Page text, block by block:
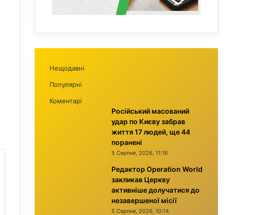
Нещодавні
Популярні
Коментарі
Російський масований
удар по Києву забрав
життя 17 людей, ще 44
поранені
5 Серпня, 2026, 11:16
Редактор Operation World
закликав Церкву
активніше долучатися до
незавершеної місії
5 Серпня, 2026, 10:14